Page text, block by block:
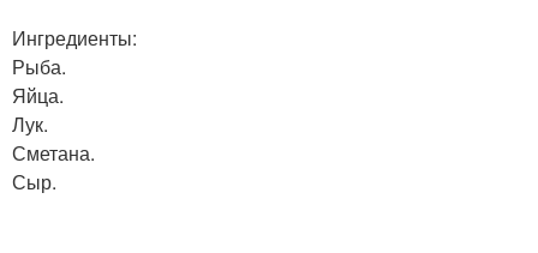
Ингредиенты:
Рыба.
Яйца.
Лук.
Сметана.
Сыр.